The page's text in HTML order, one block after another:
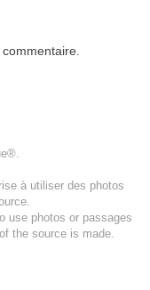
à utiliser des photos
use photos or passages
the source is made.